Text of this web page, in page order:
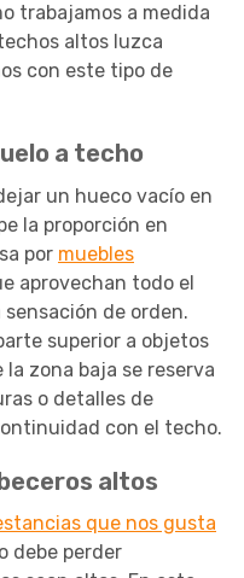
trabajamos a medida
altos luzca
con este tipo de
a techo
un hueco vacío en
la proporción en
por muebles
aprovechan todo el
de orden.
superior a objetos
zona baja se reserva
o detalles de
con el techo.
altos
que nos gusta
debe perder